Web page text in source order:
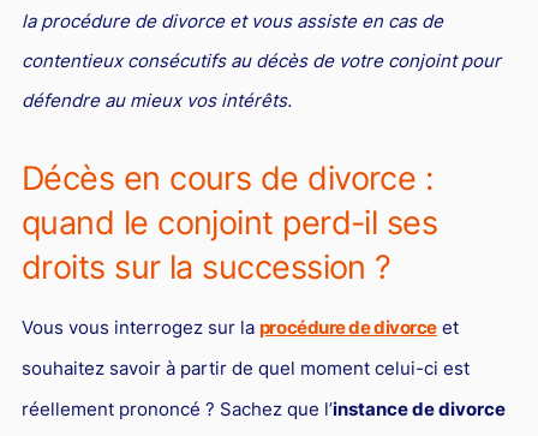
Bail commercial
Droit des sociétés
Droit et Fiscalité du marché de l'Art
Droit aérien
Caution bancaire
Communication et nouvelles technologies
Grande entreprise
Droit de l'environnement et des énergies renouvelables
Concurrence déloyale
pose des problèmes de droit !
la procédure de divorce et vous assiste en cas de
contentieux consécutifs au décès de votre conjoint pour
défendre au mieux vos intérêts.
Décès en cours de divorce :
quand le conjoint perd-il ses
droits sur la succession ?
Vous vous interrogez sur la procédure de divorceet
souhaitez savoir à partir de quel moment celui-ci est
réellement prononcé ? Sachez que l’instance de divorce